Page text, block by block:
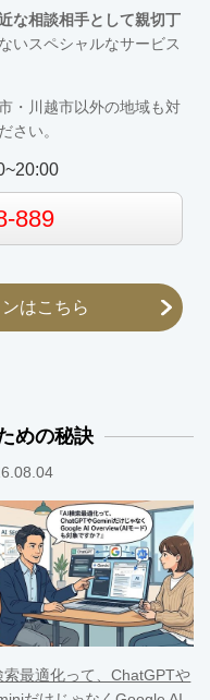
な相談相手として親切丁
いスペシャルなサービス
・川越市以外の地域も対
さい。
889
はこちら
めの秘訣
索最適化って、ChatGPTや